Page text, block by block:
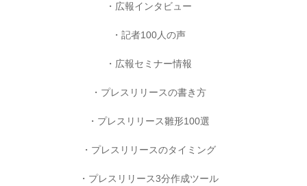
広報インタビュー
記者100人の声
広報セミナー情報
プレスリリースの書き方
プレスリリース雛形100選
プレスリリースのタイミング
プレスリリース3分作成ツール